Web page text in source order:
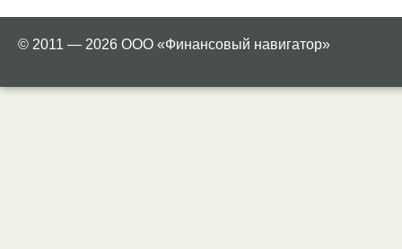
© 2011 — 2026 ООО «Финансовый навигатор»